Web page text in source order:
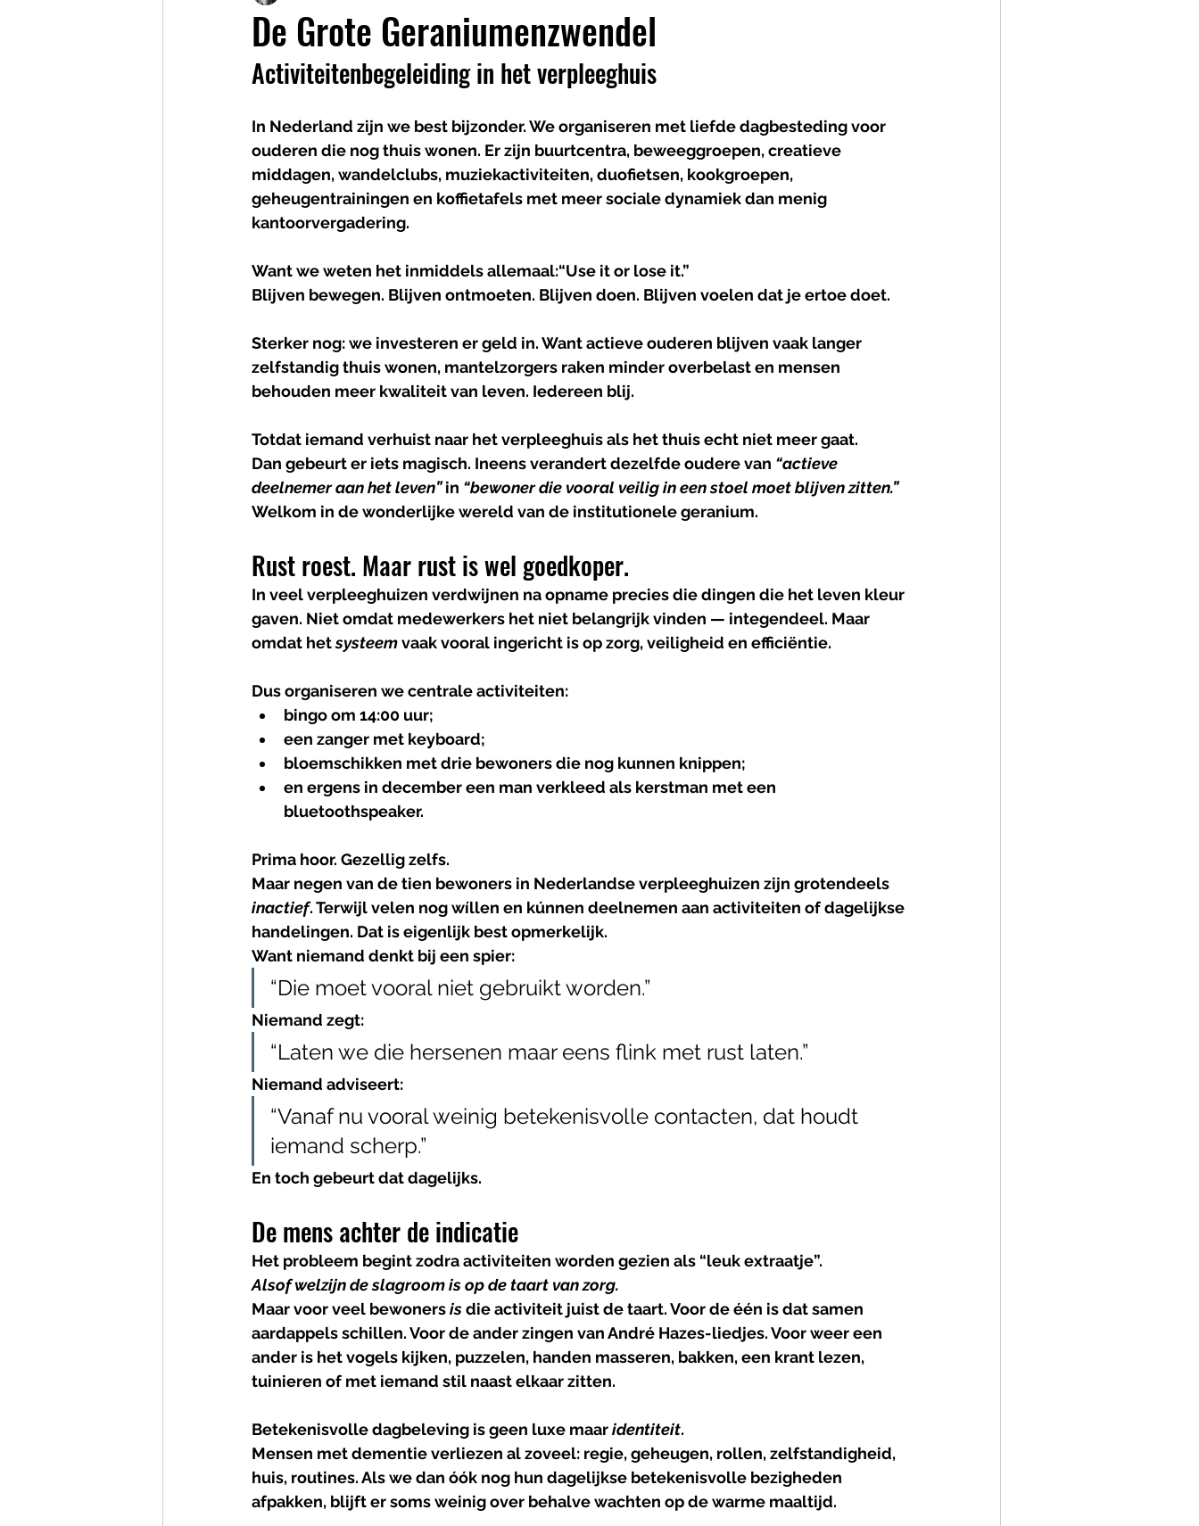
De Grote Geraniumenzwendel
Activiteitenbegeleiding in het verpleeghuis
In Nederland zijn we best bijzonder. We organiseren met liefde dagbesteding voor
ouderen die nog thuis wonen. Er zijn buurtcentra, beweeggroepen, creatieve
middagen, wandelclubs, muziekactiviteiten, duofietsen, kookgroepen,
geheugentrainingen en koffietafels met meer sociale dynamiek dan menig
kantoorvergadering.
Want we weten het inmiddels allemaal:“Use it or lose it.”
Blijven bewegen. Blijven ontmoeten. Blijven doen. Blijven voelen dat je ertoe doet.
Sterker nog: we investeren er geld in. Want actieve ouderen blijven vaak langer
zelfstandig thuis wonen, mantelzorgers raken minder overbelast en mensen
behouden meer kwaliteit van leven. Iedereen blij.
Totdat iemand verhuist naar het verpleeghuis als het thuis echt niet meer gaat.
Dan gebeurt er iets magisch. Ineens verandert dezelfde oudere van “actieve
deelnemer aan het leven” in “bewoner die vooral veilig in een stoel moet blijven zitten.”
Welkom in de wonderlijke wereld van de institutionele geranium.
Rust roest. Maar rust is wel goedkoper.
In veel verpleeghuizen verdwijnen na opname precies die dingen die het leven kleur
gaven. Niet omdat medewerkers het niet belangrijk vinden — integendeel. Maar
omdat het systeem vaak vooral ingericht is op zorg, veiligheid en efficiëntie.
Dus organiseren we centrale activiteiten:
bingo om 14:00 uur;
een zanger met keyboard;
bloemschikken met drie bewoners die nog kunnen knippen;
en ergens in december een man verkleed als kerstman met een
bluetoothspeaker.
Prima hoor. Gezellig zelfs.
Maar negen van de tien bewoners in Nederlandse verpleeghuizen zijn grotendeels
inactief. Terwijl velen nog wíllen en kúnnen deelnemen aan activiteiten of dagelijkse
handelingen. Dat is eigenlijk best opmerkelijk.
Want niemand denkt bij een spier:
“Die moet vooral niet gebruikt worden.”
Niemand zegt:
“Laten we die hersenen maar eens flink met rust laten.”
Niemand adviseert:
“Vanaf nu vooral weinig betekenisvolle contacten, dat houdt
iemand scherp.”
En toch gebeurt dat dagelijks.
De mens achter de indicatie
Het probleem begint zodra activiteiten worden gezien als “leuk extraatje”.
Alsof welzijn de slagroom is op de taart van zorg.
Maar voor veel bewoners is die activiteit juist de taart. Voor de één is dat samen
aardappels schillen. Voor de ander zingen van André Hazes-liedjes. Voor weer een
ander is het vogels kijken, puzzelen, handen masseren, bakken, een krant lezen,
tuinieren of met iemand stil naast elkaar zitten.
Betekenisvolle dagbeleving is geen luxe maar identiteit.
Mensen met dementie verliezen al zoveel: regie, geheugen, rollen, zelfstandigheid,
huis, routines. Als we dan óók nog hun dagelijkse betekenisvolle bezigheden
afpakken, blijft er soms weinig over behalve wachten op de warme maaltijd.